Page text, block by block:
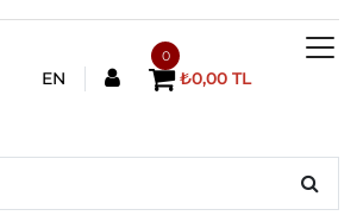
EN
0
₺0,00 TL